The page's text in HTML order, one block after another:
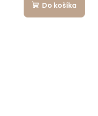
Do košíka